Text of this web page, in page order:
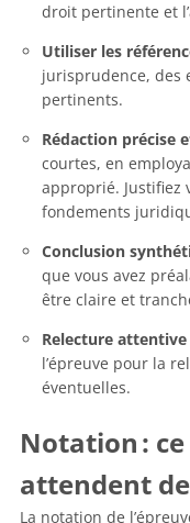
droit pertinente et
Utiliser les
jurisprudence, des
pertinents.
Rédaction précise
courtes, en
approprié. Justifiez
fondements
Conclusion
que vous avez
être claire et
Relecture attentive
l’épreuve pour la
éventuelles.
Notation :
attendent
La notation de